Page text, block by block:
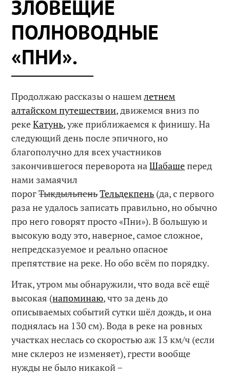
ЗЛОВЕЩИЕ
ПОЛНОВОДНЫЕ
«ПНИ».
Продолжаю рассказы о нашемлетнем
алтайском путешествии, движемся вниз по
рекеКатунь, уже приближаемся к финишу. На
следующий день после эпичного, но
благополучно для всех участников
закончившегося переворота наШабашеперед
нами замаячил
порогТыкдыльпеньТельдекпень (да, с первого
раза не удалось записать правильно, но обычно
про него говорят просто «Пни»). В большую и
высокую воду это, наверное, самое сложное,
непредсказуемое и реально опасное
препятствие на реке. Но обо всём по порядку.
Итак, утром мы обнаружили, что вода всё ещё
высокая (напоминаю, что за день до
описываемых событий сутки шёл дождь, и она
поднялась на 130 см). Вода в реке на ровных
участках неслась со скоростью аж 13 км/ч (если
мне склероз не изменяет), грести вообще
нужды не было никакой –